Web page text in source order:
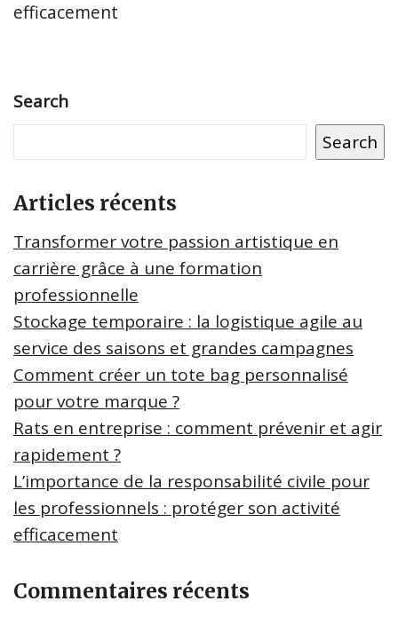
efficacement
Search
Search
Articles récents
Transformer votre passion artistique en
carrière grâce à une formation
professionnelle
Stockage temporaire : la logistique agile au
service des saisons et grandes campagnes
Comment créer un tote bag personnalisé
pour votre marque ?
Rats en entreprise : comment prévenir et agir
rapidement ?
L’importance de la responsabilité civile pour
les professionnels : protéger son activité
efficacement
Commentaires récents